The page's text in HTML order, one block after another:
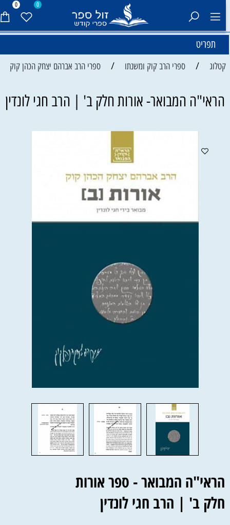
0 0
תפריט
קטלוג / ספרי הרב קוק ומשנתו / ספרי הרב אברהם יצחק הכהן קוק
הראי"ה המבואר- אורות חלק ב' | הרב חגי לונדין
הראי"ה המבואר - ספר אורות
חלק ב' | הרב חגי לונדין